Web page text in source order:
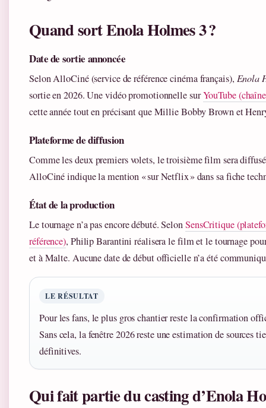
Quand sort Enola Holmes 3 ?
Date de sortie annoncée
Selon AlloCiné (service de référence cinéma français), Enola
sortie en 2026. Une vidéo promotionnelle surYouTube
cette année tout en précisant que Millie Bobby Brown et
Plateforme de diffusion
Comme les deux premiers volets, le troisième film sera
AlloCiné indique la mention « sur Netflix » dans sa fiche
État de la production
Le tournage n’a pas encore débuté. SelonSensCritique
référence), Philip Barantini réalisera le film et le tournage
et à Malte. Aucune date de début officielle n’a été
LE RÉSULTAT
Pour les fans, le plus gros chantier reste la confirmation
Sans cela, la fenêtre 2026 reste une estimation de sources
définitives.
Qui fait partie du casting d’Enola